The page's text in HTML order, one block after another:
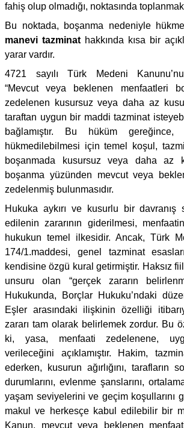
fahiş olup olmadığı, noktasında
Bu noktada, boşanma nedeniyle
manevi tazminat hakkında kısa bir
yarar vardır.
4721 sayılı Türk Medeni
“Mevcut veya beklenen menfaatleri
zedelenen kusursuz veya daha az
taraftan uygun bir maddi tazminat
bağlamıştır. Bu hüküm gereğince,
hükmedilebilmesi için temel koşul,
boşanmada kusursuz veya daha az
boşanma yüzünden mevcut veya
zedelenmiş bulunmasıdır.
Hukuka aykırı ve kusurlu bir davranış
edilenin zararının giderilmesi,
hukukun temel ilkesidir. Ancak, Türk
174/1.maddesi, genel tazminat
kendisine özgü kural getirmiştir. Haksız fiil
unsuru olan “gerçek zararın
Hukukunda, Borçlar Hukuku’ndaki
Eşler arasındaki ilişkinin özelliği
zararı tam olarak belirlemek zordur. Bu
ki, yasa, menfaati zedelenene,
verileceğini açıklamıştır. Hakim,
ederken, kusurun ağırlığını, tarafların
durumlarını, evlenme şanslarını,
yaşam seviyelerini ve geçim koşullarını
makul ve herkesçe kabul edilebilir bir
Kanun, mevcut veya beklenen